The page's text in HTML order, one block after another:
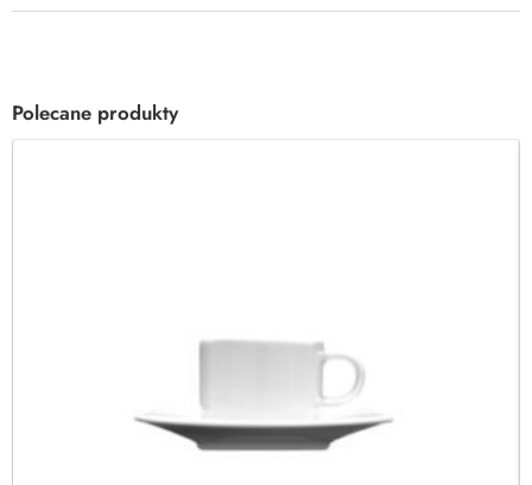
Polecane produkty